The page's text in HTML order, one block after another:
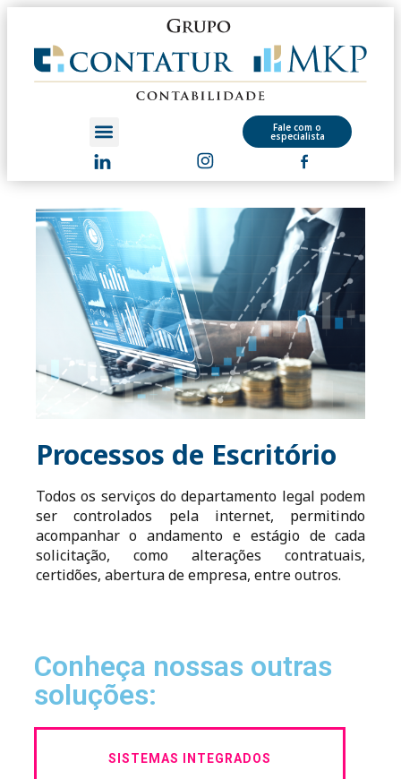
Fale com o
especialista
Processos de Escritório
Todos os serviços do departamento legal podem
ser controlados pela internet, permitindo
acompanhar o andamento e estágio de cada
solicitação, como alterações contratuais,
certidões, abertura de empresa, entre outros.
Conheça nossas outras
soluções:
SISTEMAS INTEGRADOS